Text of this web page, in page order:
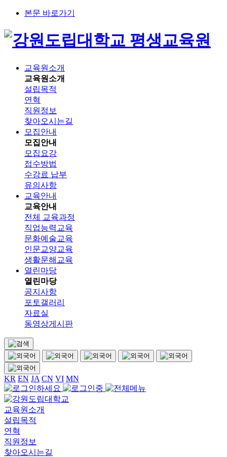
본문 바로가기
평생교육원
교육원소개
교육원소개
설립목적
연혁
직원정보
찾아오시는길
모집안내
모집안내
모집요강
접수방법
수강료 납부
유의사항
교육안내
교육안내
전체 교육과정
직업능력교육
문화예술교육
인문교양교육
생활문해교육
열린마당
열린마당
공지사항
포토갤러리
자료실
동영상게시판
KR EN JA CN VI MN
교육원소개
설립목적
연혁
직원정보
찾아오시는길